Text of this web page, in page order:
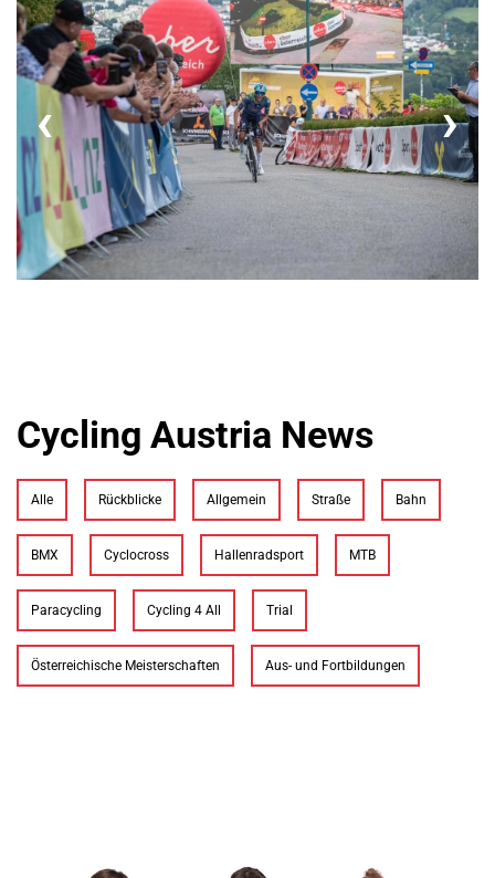
Cycling Austria News
Alle Rückblicke Allgemein Straße Bahn
BMX Cyclocross Hallenradsport MTB
Paracycling Cycling 4 All Trial
Österreichische Meisterschaften Aus- und Fortbildungen